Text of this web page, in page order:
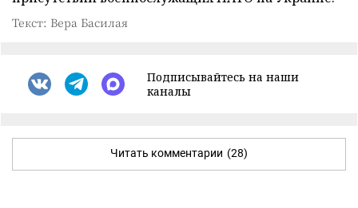
Текст: Вера Басилая
Подписывайтесь на наши
каналы
Читать комментарии (28)